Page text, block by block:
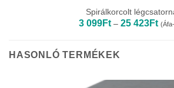
Spirálkorcolt
3 099Ft – 25 423Ft
3
HASONLÓ TERMÉKEK